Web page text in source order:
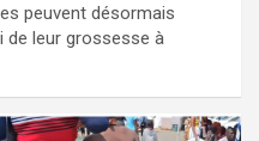
peuvent désormais
de leur grossesse à